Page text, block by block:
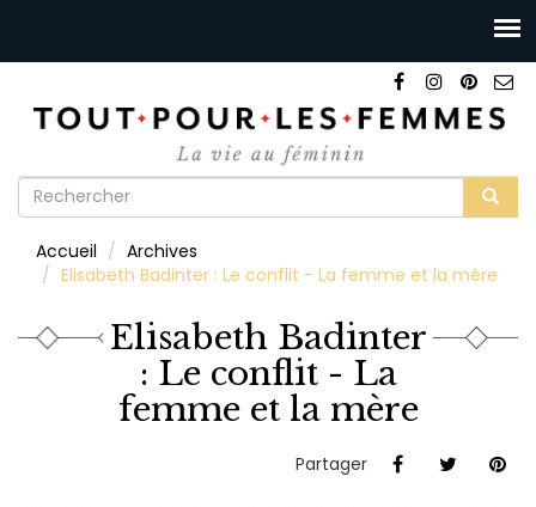
Formulaire
recherche
Accueil
Archives
Elisabeth Badinter : Le conflit - La femme et la mère
Elisabeth Badinter
: Le conflit - La
femme et la mère
Partager